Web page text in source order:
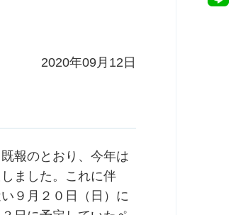
2020年09月12日
報のとおり、今年は
ました。これに伴
９月２０日（日）に